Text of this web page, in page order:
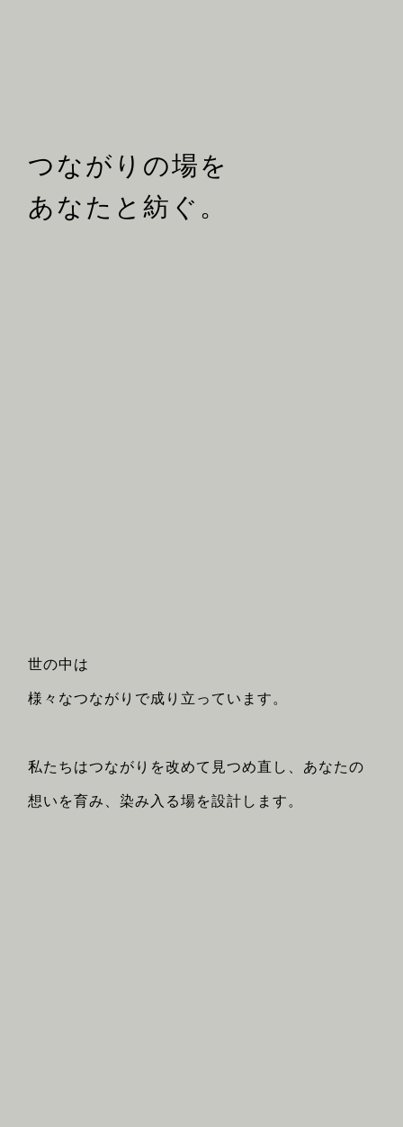
つながりの場を
あなたと紡ぐ。
世の中は
様々なつながりで成り立っています。
私たちはつながりを改めて見つめ直し、あなたの
想いを育み、染み入る場を設計します。